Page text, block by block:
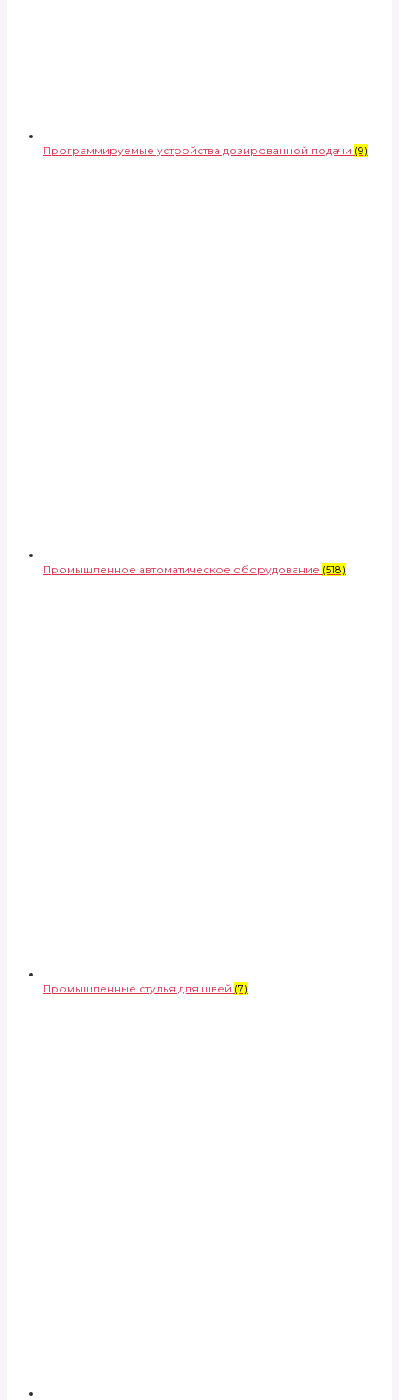
Программируемые устройства дозированной подачи (9)
Промышленное автоматическое оборудование (518)
Промышленные стулья для швей (7)